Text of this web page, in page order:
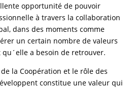
opportunité de pouvoir
à travers la collaboration
dans des moments comme
un certain nombre de valeurs
a besoin de retrouver.
la Coopération et le rôle des
constitue une valeur qui